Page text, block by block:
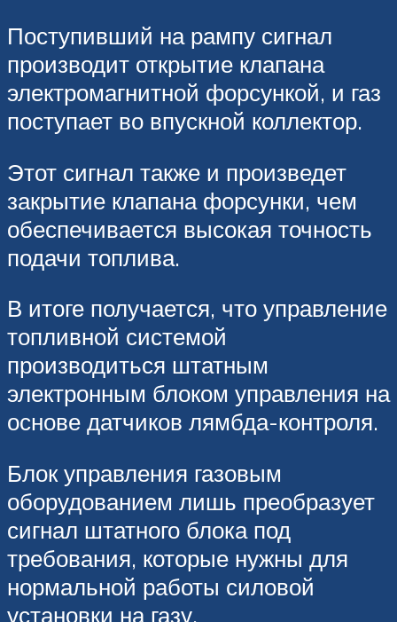
Поступивший на рампу сигнал
производит открытие клапана
электромагнитной форсункой, и газ
поступает во впускной коллектор.
Этот сигнал также и произведет
закрытие клапана форсунки, чем
обеспечивается высокая точность
подачи топлива.
В итоге получается, что управление
топливной системой
производиться штатным
электронным блоком управления на
основе датчиков лямбда-контроля.
Блок управления газовым
оборудованием лишь преобразует
сигнал штатного блока под
требования, которые нужны для
нормальной работы силовой
установки на газу.